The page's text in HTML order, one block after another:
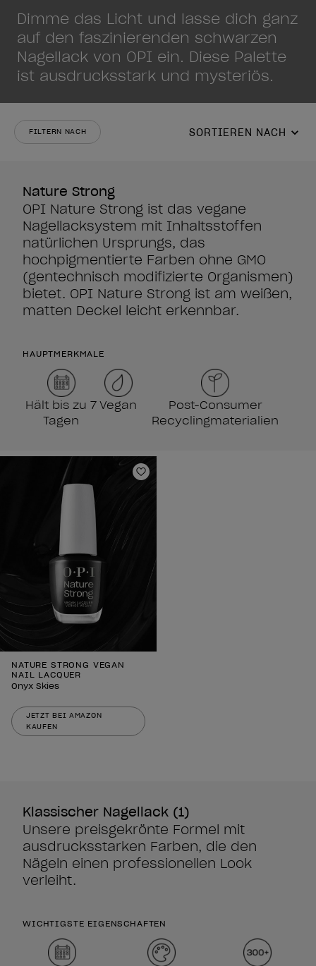
Dimme das Licht und lasse dich ganz
auf den faszinierenden schwarzen
Nagellack von OPI ein. Diese Palette
ist ausdrucksstark und mysteriös.
FILTERN NACH SORTIEREN NACH
Nature Strong
OPI Nature Strong ist das vegane
Nagellacksystem mit Inhaltsstoffen
natürlichen Ursprungs, das
hochpigmentierte Farben ohne GMO
(gentechnisch modifizierte Organismen)
bietet. OPI Nature Strong ist am weißen,
matten Deckel leicht erkennbar.
HAUPTMERKMALE
Hält bis zu 7
Tagen
Vegan
Post-Consumer
Recyclingmaterialien
Zur Wunschliste hinzufügen
NATURE STRONG VEGAN
NAIL LACQUER
Onyx Skies
JETZT BEI AMAZON
KAUFEN
Klassischer Nagellack (1)
Unsere preisgekrönte Formel mit
ausdrucksstarken Farben, die den
Nägeln einen professionellen Look
verleiht.
WICHTIGSTE EIGENSCHAFTEN